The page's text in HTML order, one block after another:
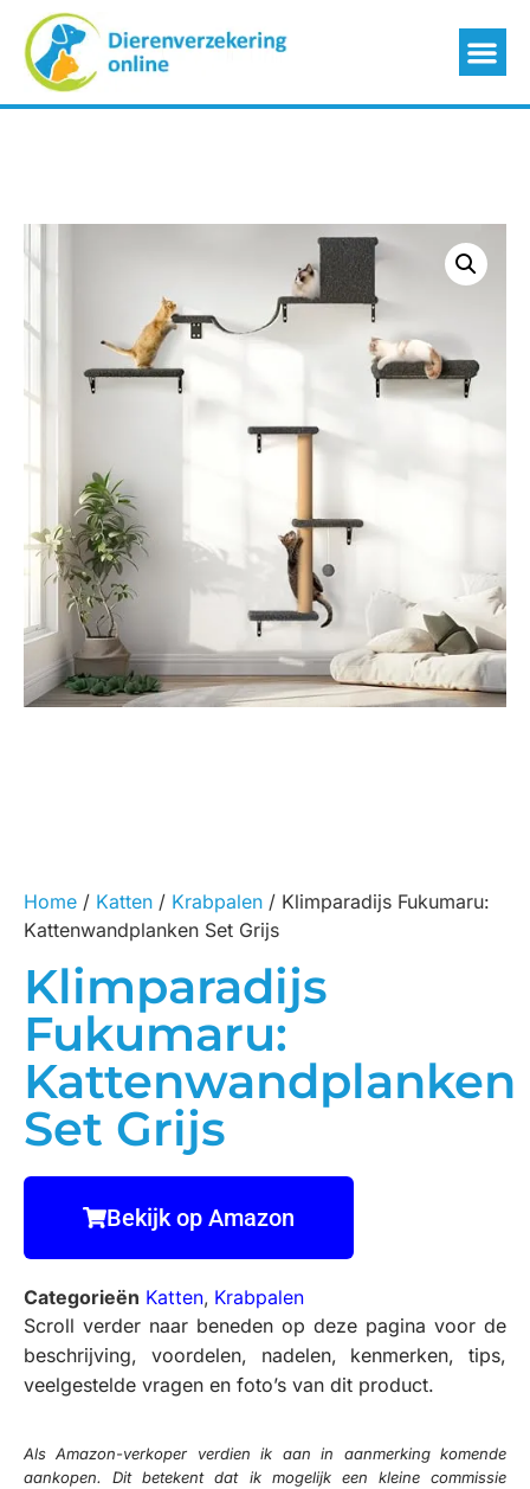
Home / Katten / Krabpalen / Klimparadijs Fukumaru:
Kattenwandplanken Set Grijs
Klimparadijs
Fukumaru:
Kattenwandplanken
Set Grijs
Bekijk op Amazon
Categorieën Katten, Krabpalen
Scroll verder naar beneden op deze pagina voor de
beschrijving, voordelen, nadelen, kenmerken, tips,
veelgestelde vragen en foto’s van dit product.
Als Amazon-verkoper verdien ik aan in aanmerking komende
aankopen. Dit betekent dat ik mogelijk een kleine commissie